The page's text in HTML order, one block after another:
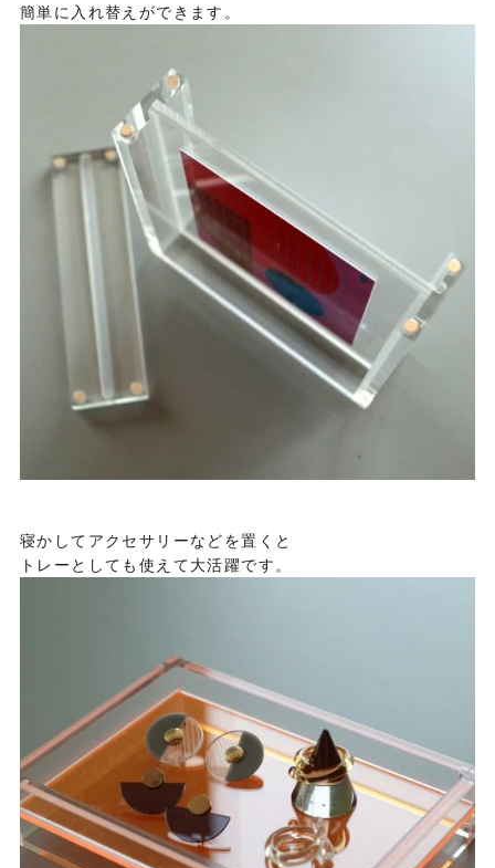
簡単に入れ替えができます。
寝かしてアクセサリーなどを置くと
トレーとしても使えて大活躍です。